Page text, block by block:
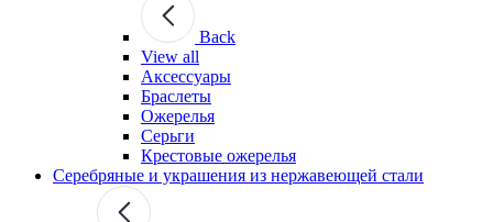
Back
View all
Аксессуары
Браслеты
Ожерелья
Серьги
Крестовые ожерелья
Серебряные и украшения из нержавеющей стали